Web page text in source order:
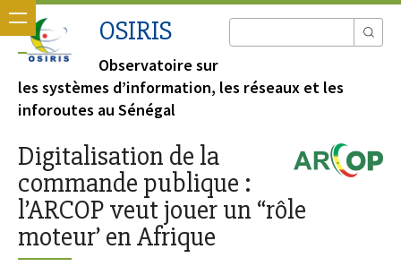
OSIRIS
Observatoire sur
les systèmes d’information, les réseaux et les
inforoutes au Sénégal
Digitalisation de la
commande publique :
l’ARCOP veut jouer un “rôle
moteur’ en Afrique